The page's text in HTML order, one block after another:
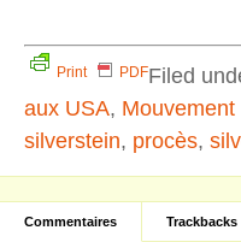
Print PDFFiled
aux USA,
silverstein, procès,
Commentaires Trackbacks